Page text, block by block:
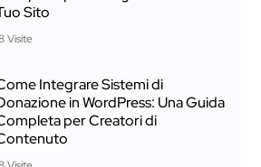
Sito
Visite
Integrare Sistemi di
in WordPress: Una Guida
per Creatori di